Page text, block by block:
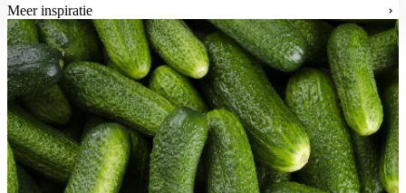
Meer inspiratie